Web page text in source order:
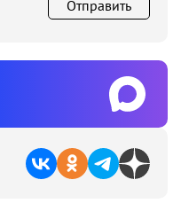
Отправить